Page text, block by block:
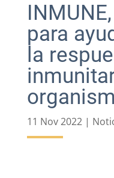
para
la
11 Nov 2022|